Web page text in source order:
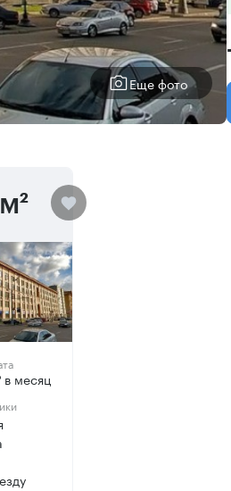
Еще фото
в месяц